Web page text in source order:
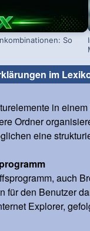
So
im
in
Ordner
eine
auch
für den Benutzer
Explorer,